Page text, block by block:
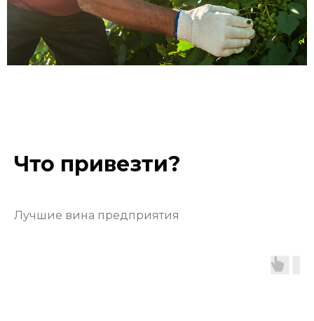
Что привезти?
Лучшие вина предприятия